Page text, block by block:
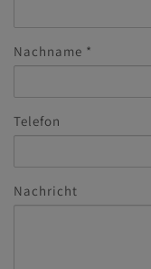
Nachname
Telefon
Nachricht